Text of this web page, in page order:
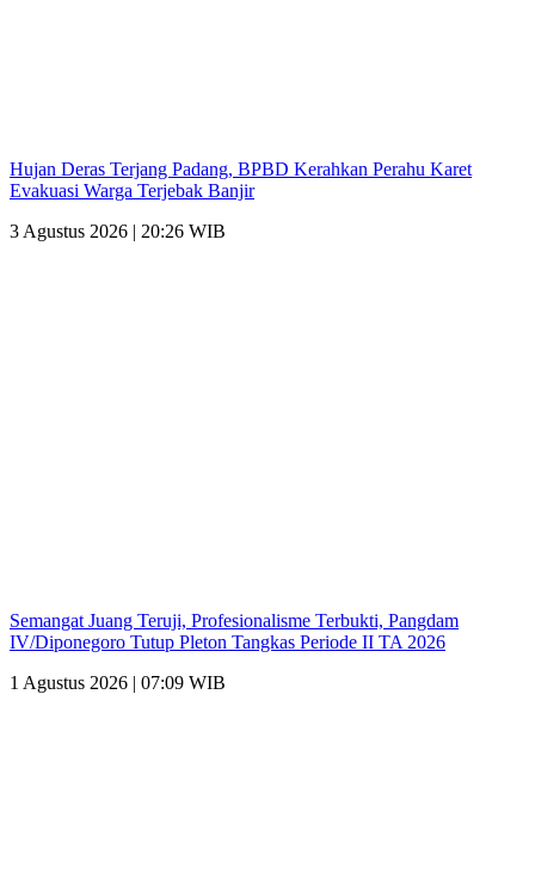
Hujan Deras Terjang Padang, BPBD Kerahkan Perahu Karet
Evakuasi Warga Terjebak Banjir
3 Agustus 2026 | 20:26 WIB
Semangat Juang Teruji, Profesionalisme Terbukti, Pangdam
IV/Diponegoro Tutup Pleton Tangkas Periode II TA 2026
1 Agustus 2026 | 07:09 WIB